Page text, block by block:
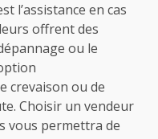
l’assistance en cas
offrent des
ou le
crevaison ou de
Choisir un vendeur
vous permettra de